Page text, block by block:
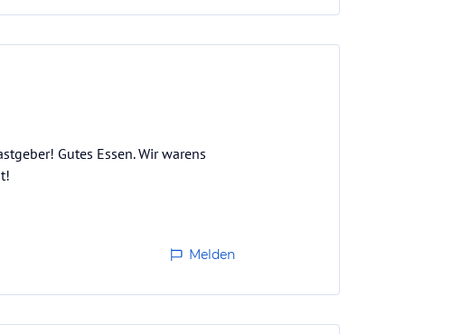
Gutes Essen. Wir warens
Melden